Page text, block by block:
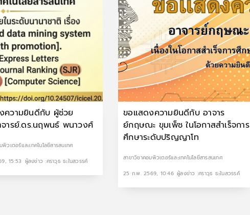
ความยินดีกับ ผู้ช่วย
จารย์.ดร.นฤพนธ์ พนาวงศ์
พิวเตอร์และเทคโนโลยีสารสนเทศ
15:53 ผู้ลงข่าว :ศราวุธ ธะในสวรรค์
ขอแสดงความยินดีกับ อาจาร
ย์กฤษณะ ขุมเพ็ช ในโอกาสสำเร็จการ
ศึกษาระดับปริญญาโท
สาขาวิชาคอมพิวเตอร์และเทคโนโลยีสารสนเทศ
25 ก.พ. 2569, 10:46 ผู้ลงข่าว :ศราวุธ ธะในสวรรค์